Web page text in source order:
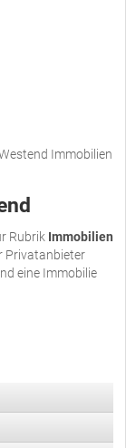
Immobilien
Rubrik Immobilien
Privatanbieter
eine Immobilie